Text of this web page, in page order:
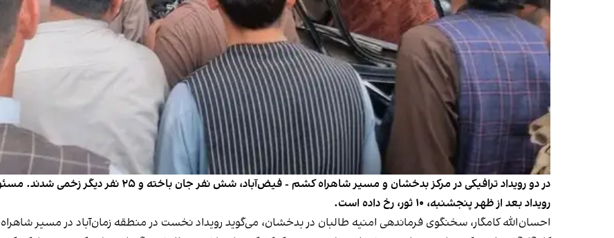
در دو رویداد ترافیکی در مرکز بدخشان و مسیر شاهراه
رویداد بعد از ظهر پنجشنبه، ۱۰ ثور، رخ داده است.
احسان‌الله کامگار، سخنگوی فرماندهی امنیه طالبان در بدخشان، می‌گوید رویداد نخست در منطقه زمان‌آباد در مسیر